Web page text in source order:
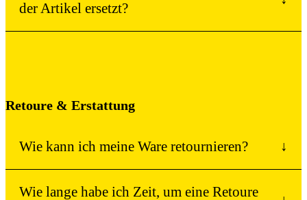
der Artikel ersetzt?
Retoure & Erstattung
Wie kann ich meine Ware retournieren? ↓
Wie lange habe ich Zeit, um eine Retoure